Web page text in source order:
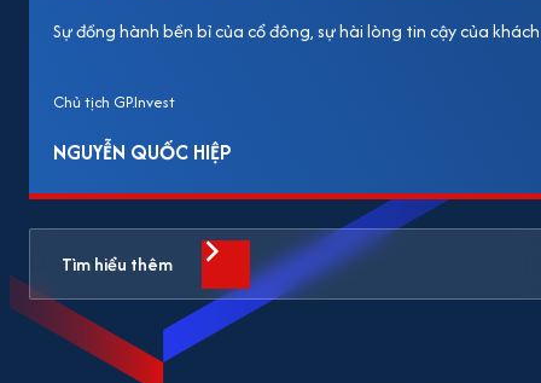
Sự đồng hành bền bỉ của cổ đông, sự hài lòng tin cậy của
Chủ tịch GP.Invest
NGUYỄN QUỐC HIỆP
Tìm hiểu thêm